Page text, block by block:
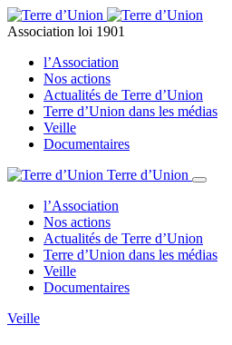
Association loi 1901
l’Association
Nos actions
Actualités de Terre d’Union
Terre d’Union dans les médias
Veille
Documentaires
Terre d’Union
l’Association
Nos actions
Actualités de Terre d’Union
Terre d’Union dans les médias
Veille
Documentaires
Veille